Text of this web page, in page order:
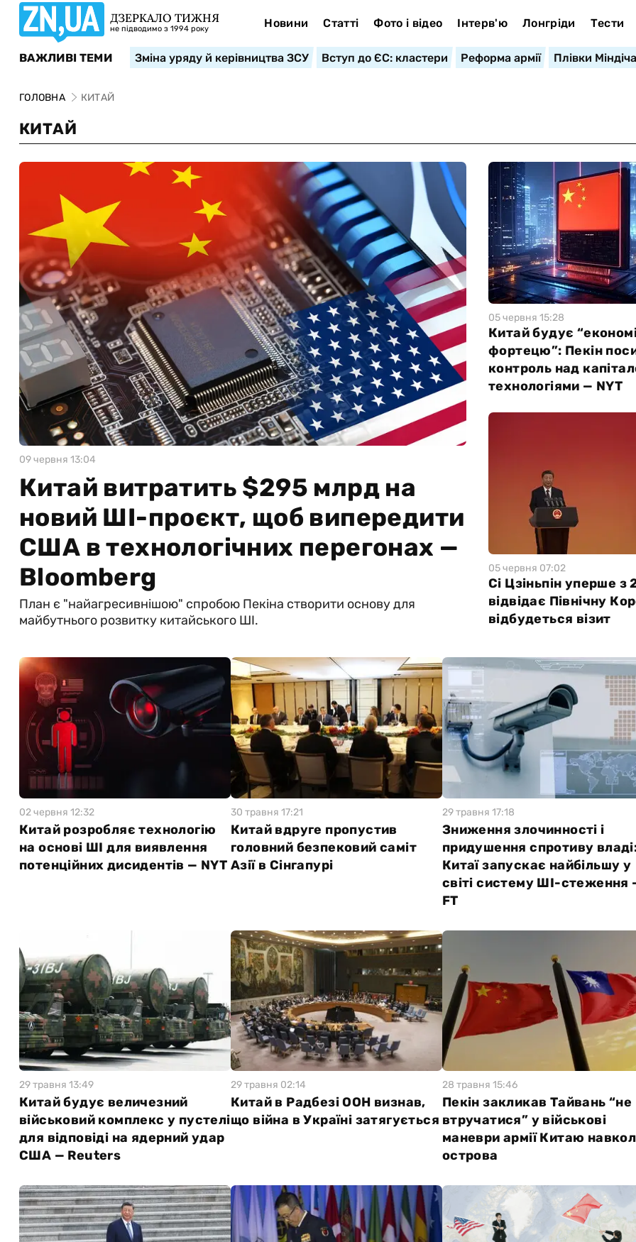
ДЗЕРКАЛО ТИЖНЯ
не підводимо з 1994 року Новини Статті Фото і відео Інтерв'ю Лонгріди Тести
ВАЖЛИВІ ТЕМИ Зміна уряду й керівництва ЗСУ Вступ до ЄС: кластери Реформа армії Плівки Міндіча
ГОЛОВНА КИТАЙ
КИТАЙ
09 червня 13:04
Китай витратить $295 млрд на
новий ШІ-проєкт, щоб випередити
США в технологічних перегонах —
Bloomberg
План є "найагресивнішою" спробою Пекіна створити основу для
майбутнього розвитку китайського ШІ.
05 червня 15:28
Китай будує
фортецю”: Пекін
контроль над
технологіями — NYT
05 червня 07:02
Сі Цзіньпін уперше з
відвідає Північну
відбудеться візит
02 червня 12:32
Китай розробляє технологію
на основі ШІ для виявлення
потенційних дисидентів — NYT
30 травня 17:21
Китай вдруге пропустив
головний безпековий саміт
Азії в Сінгапурі
29 травня 17:18
Зниження злочинності і
придушення спротиву
Китаї запускає найбільшу у
світі систему ШІ-стеження
FT
29 травня 13:49
Китай будує величезний
військовий комплекс у пустелі
для відповіді на ядерний удар
США — Reuters
29 травня 02:14
Китай в Радбезі ООН визнав,
що війна в Україні затягується
28 травня 15:46
Пекін закликав Тайвань “не
втручатися” у військові
маневри армії Китаю
острова